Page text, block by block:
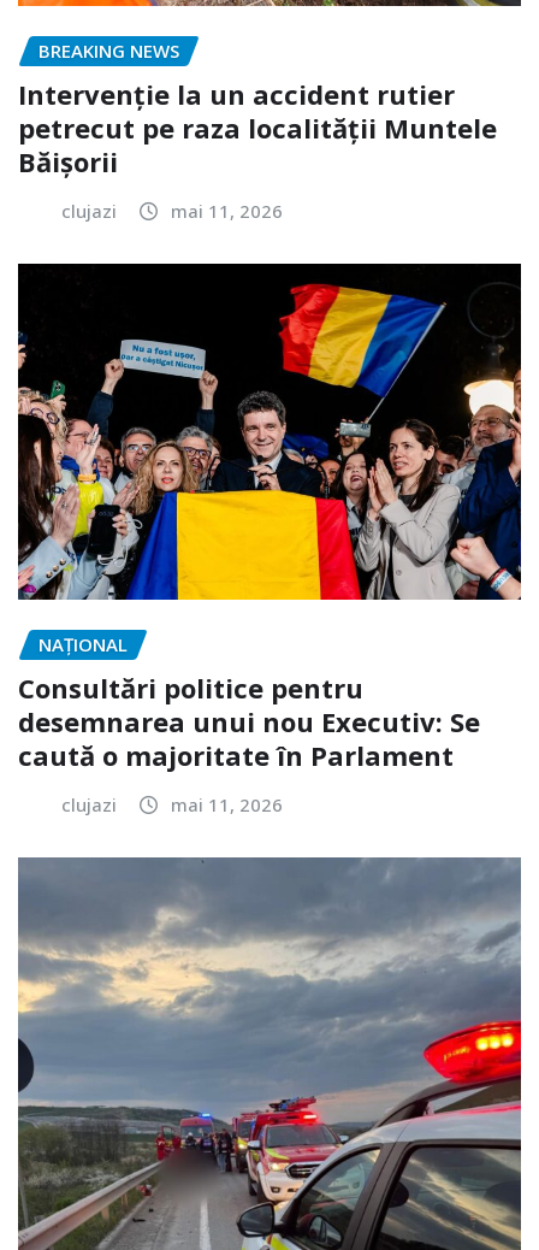
BREAKING NEWS
Intervenție la un accident rutier
petrecut pe raza localității Muntele
Băișorii
clujazi mai 11, 2026
NAŢIONAL
Consultări politice pentru
desemnarea unui nou Executiv: Se
caută o majoritate în Parlament
clujazi mai 11, 2026